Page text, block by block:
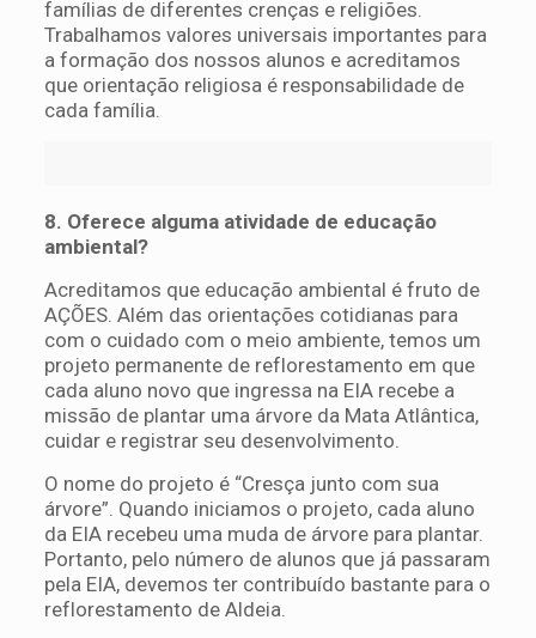
famílias de diferentes crenças e religiões.
Trabalhamos valores universais importantes para
a formação dos nossos alunos e acreditamos
que orientação religiosa é responsabilidade de
cada família.
8. Oferece alguma atividade de educação
ambiental?
Acreditamos que educação ambiental é fruto de
AÇÕES. Além das orientações cotidianas para
com o cuidado com o meio ambiente, temos um
projeto permanente de reflorestamento em que
cada aluno novo que ingressa na EIA recebe a
missão de plantar uma árvore da Mata Atlântica,
cuidar e registrar seu desenvolvimento.
O nome do projeto é “Cresça junto com sua
árvore”. Quando iniciamos o projeto, cada aluno
da EIA recebeu uma muda de árvore para plantar.
Portanto, pelo número de alunos que já passaram
pela EIA, devemos ter contribuído bastante para o
reflorestamento de Aldeia.